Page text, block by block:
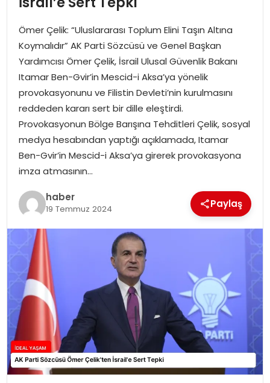
İDEAL YAŞAM
İDEAL SPOR
YAŞAM
MAGAZIN
SAĞLIK
SOSYAL HABER
Ömer Çelik: “Uluslararası Toplum Elini Taşın Altına
Koymalıdır” AK Parti Sözcüsü ve Genel Başkan
Yardımcısı Ömer Çelik, İsrail Ulusal Güvenlik Bakanı
Itamar Ben-Gvir’in Mescid-i Aksa’ya yönelik
provokasyonunu ve Filistin Devleti’nin kurulmasını
reddeden kararı sert bir dille eleştirdi.
Provokasyonun Bölge Barışına Tehditleri Çelik, sosyal
medya hesabından yaptığı açıklamada, Itamar
Ben-Gvir’in Mescid-i Aksa’ya girerek provokasyona
imza atmasının…
haber
19 Temmuz 2024 Paylaş